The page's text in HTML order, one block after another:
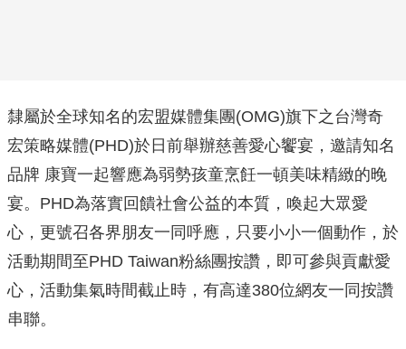
隸屬於全球知名的宏盟媒體集團(OMG)旗下之台灣奇
宏策略媒體(PHD)於日前舉辦慈善愛心饗宴，邀請知名
品牌 康寶一起響應為弱勢孩童烹飪一頓美味精緻的晚
宴。PHD為落實回饋社會公益的本質，喚起大眾愛
心，更號召各界朋友一同呼應，只要小小一個動作，於
活動期間至PHD Taiwan粉絲團按讚，即可參與貢獻愛
心，活動集氣時間截止時，有高達380位網友一同按讚
串聯。